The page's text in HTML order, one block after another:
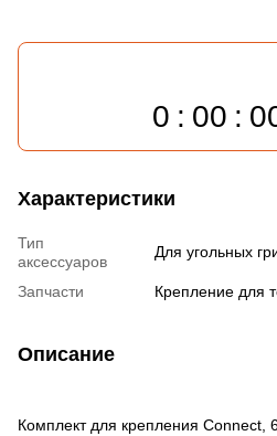
0 00
Характеристики
Тип
аксессуаров
Для угольных
Запчасти Крепление для
Описание
Комплект для крепления Connect,